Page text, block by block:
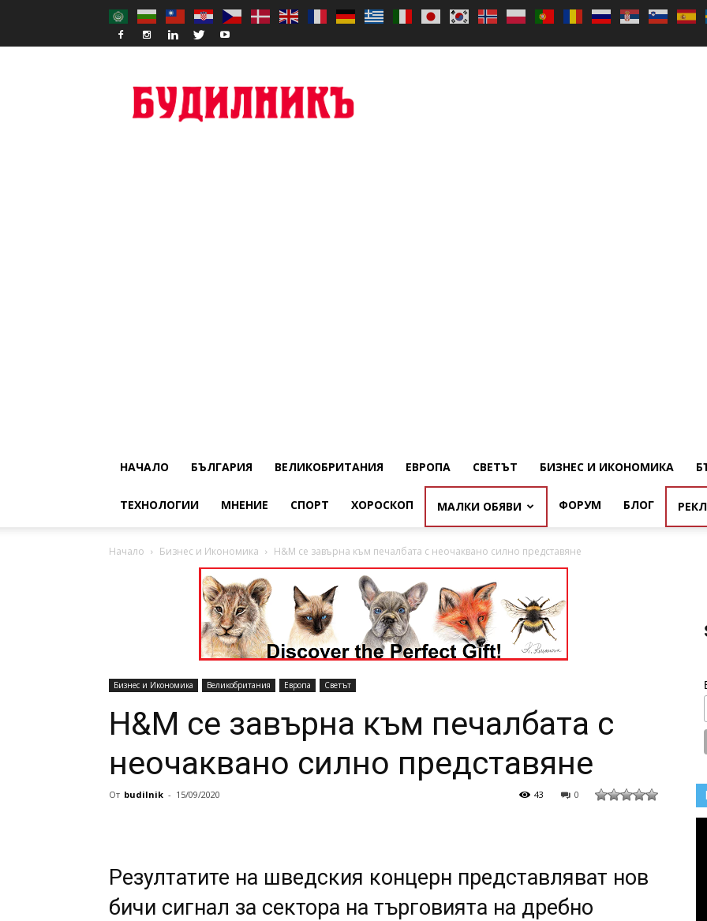
НАЧАЛО БЪЛГАРИЯ ВЕЛИКОБРИТАНИЯ ЕВРОПА СВЕТЪТ БИЗНЕС И ИКОНОМИКА
ТЕХНОЛОГИИ МНЕНИЕ СПОРТ ХОРОСКОП МАЛКИ ОБЯВИ ФОРУМ БЛОГ
Начало Бизнес и Икономика H&M се завърна към печалбата с неочаквано силно представяне
Бизнес и Икономика Великобритания Европа Светът
H&M се завърна към печалбата с
неочаквано силно представяне
От budilnik - 15/09/2020 0
43
Резултатите на шведския концерн представляват нов
бичи сигнал за сектора на търговията на дребно